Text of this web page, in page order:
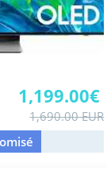
1,199.00€
1,690.00 EUR